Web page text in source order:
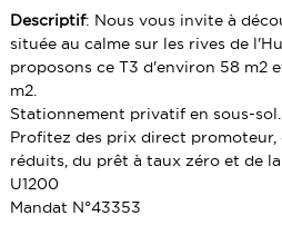
IMMEUBLE
PRESTIGE
IMMEUBLE
CABANON
ALERTE E-MAIL
VENDRE UN BIEN
CONTACT
Descriptif: Nous vous invite à
située au calme sur les rives de
proposons ce T3 d'environ 58 m2
m2.
Stationnement privatif en sous-sol.
Profitez des prix direct promoteur,
réduits, du prêt à taux zéro et de
U1200
Mandat N°43353